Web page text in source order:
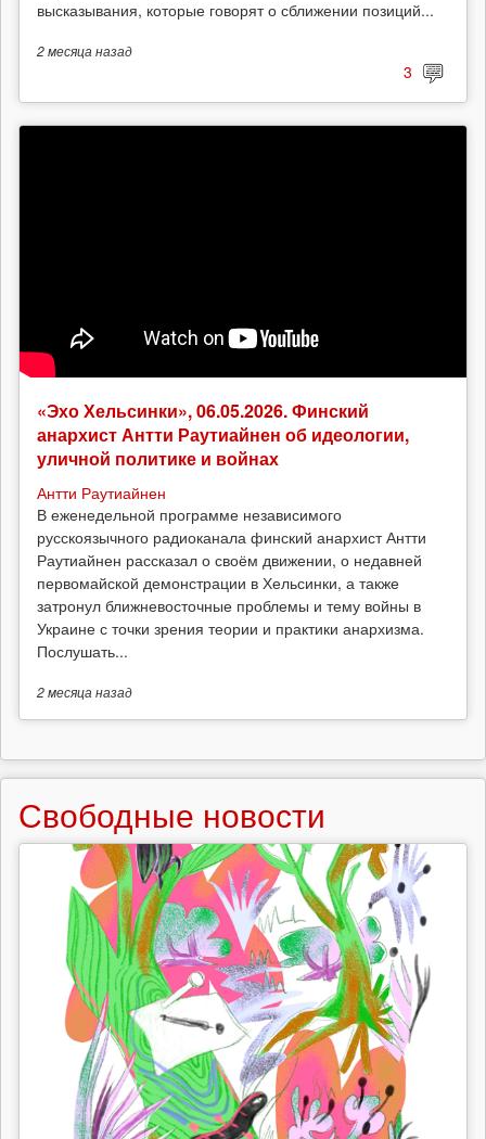
высказывания, которые говорят о сближении позиций...
2 месяца назад
3
«Эхо Хельсинки», 06.05.2026. Финский
анархист Антти Раутиайнен об идеологии,
уличной политике и войнах
Антти Раутиайнен
В еженедельной программе независимого
русскоязычного радиоканала финский анархист Антти
Раутиайнен рассказал о своём движении, о недавней
первомайской демонстрации в Хельсинки, а также
затронул ближневосточные проблемы и тему войны в
Украине с точки зрения теории и практики анархизма.
Послушать...
2 месяца назад
Свободные новости